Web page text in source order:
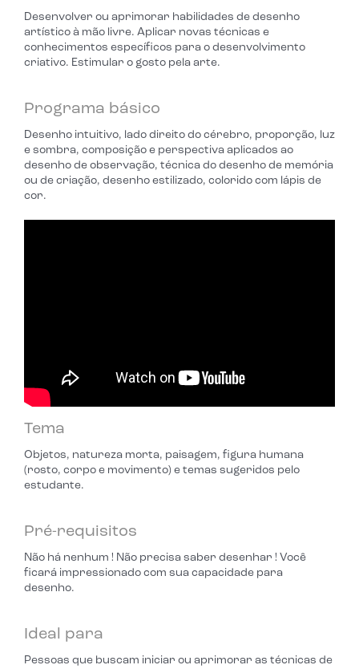
Desenvolver ou aprimorar habilidades de desenho
artístico à mão livre. Aplicar novas técnicas e
conhecimentos específicos para o desenvolvimento
criativo. Estimular o gosto pela arte.
Programa básico
Desenho intuitivo, lado direito do cérebro, proporção, luz
e sombra, composição e perspectiva aplicados ao
desenho de observação, técnica do desenho de memória
ou de criação, desenho estilizado, colorido com lápis de
cor.
Tema
Objetos, natureza morta, paisagem, figura humana
(rosto, corpo e movimento) e temas sugeridos pelo
estudante.
Pré-requisitos
Não há nenhum ! Não precisa saber desenhar ! Você
ficará impressionado com sua capacidade para
desenho.
Ideal para
Pessoas que buscam iniciar ou aprimorar as técnicas de